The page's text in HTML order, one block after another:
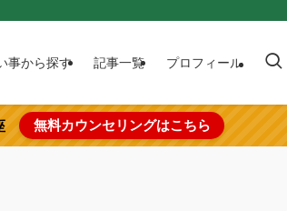
事から探す 記事一覧 プロフィール
無料カウンセリングはこちら